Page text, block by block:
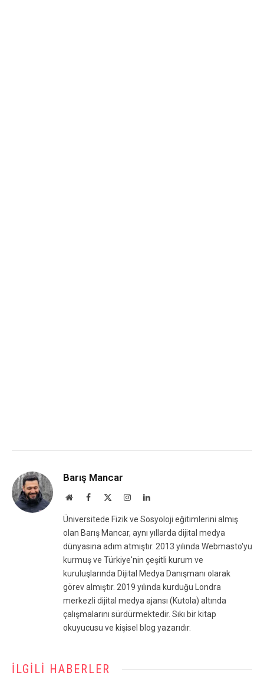
Barış Mancar
WebsiteFacebook InstagramLinkedIn
Üniversitede Fizik ve Sosyoloji eğitimlerini almış
olan Barış Mancar, aynı yıllarda dijital medya
dünyasına adım atmıştır. 2013 yılında Webmasto'yu
kurmuş ve Türkiye'nin çeşitli kurum ve
kuruluşlarında Dijital Medya Danışmanı olarak
görev almıştır. 2019 yılında kurduğu Londra
merkezli dijital medya ajansı (Kutola) altında
çalışmalarını sürdürmektedir. Sıkı bir kitap
okuyucusu ve kişisel blog yazarıdır.
İLGILI HABERLER